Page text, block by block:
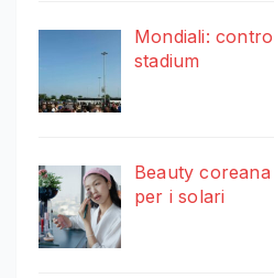
Mondiali:
stadium
Beauty
per i solari